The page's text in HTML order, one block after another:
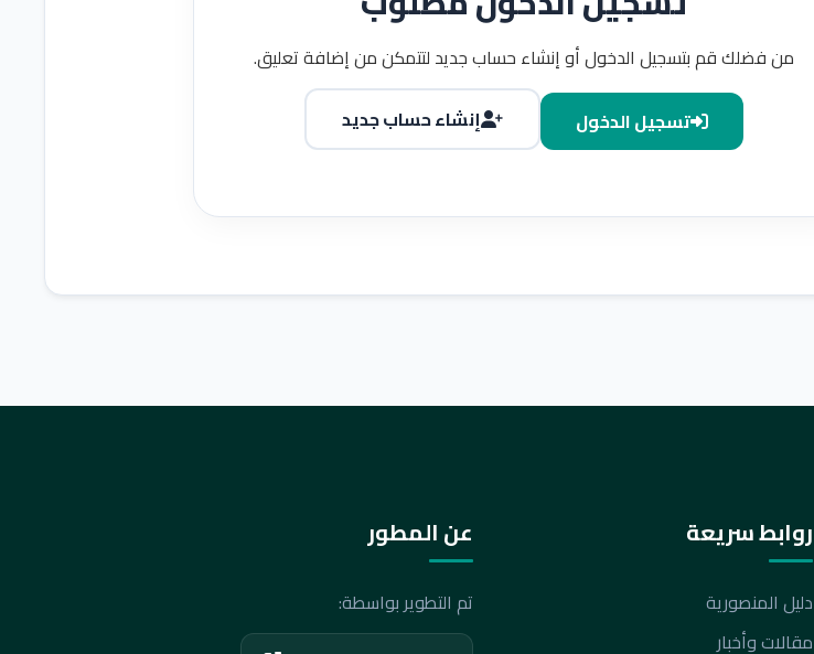
من فضلك قم بتسجيل الدخول أو إنشاء حساب جديد لتتمكن من إضافة تعليق.
تسجيل الدخول
إنشاء حساب جديد
روابط سريعة
دليل المنصورية
مقالات وأخبار
عن المطور
تم التطوير بواسطة: